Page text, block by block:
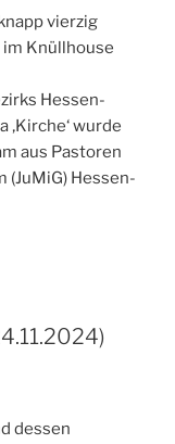
vierzig
Knüllhouse
Hessen-
‚Kirche‘ wurde
aus Pastoren
Hessen-
dessen